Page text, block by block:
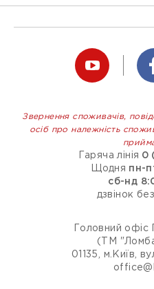
Звернення споживачів,
осіб про належність
Гаряча лінія 0
Щодня пн-
сб-нд
дзвінок
Головний
(ТМ
01135, м.Київ,